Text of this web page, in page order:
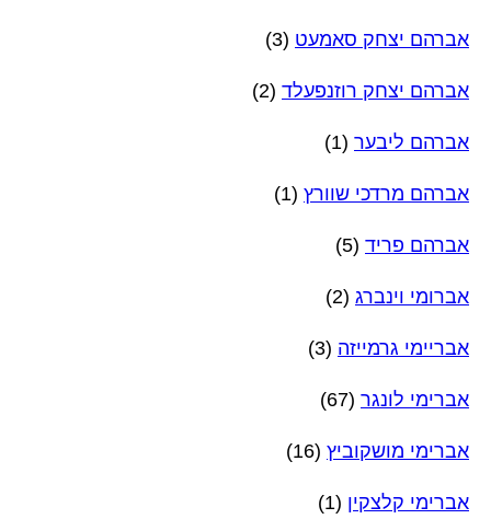
אברהם יצחק סאמעט (3)
אברהם יצחק רוזנפעלד (2)
אברהם ליבער (1)
אברהם מרדכי שוורץ (1)
אברהם פריד (5)
אברומי וינברג (2)
אבריימי גרמייזה (3)
אברימי לונגר (67)
אברימי מושקוביץ (16)
אברימי קלצקין (1)